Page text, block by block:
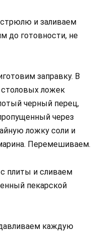
и заливаем
до готовности, не
заправку. В
ложек
черный перец,
через
ложку соли и
Перемешиваем.
плиты и сливаем
пекарской
каждую